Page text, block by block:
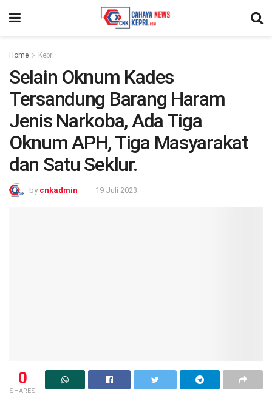
Home Kepri
Selain Oknum Kades
Tersandung Barang Haram
Jenis Narkoba, Ada Tiga
Oknum APH, Tiga Masyarakat
dan Satu Seklur.
by cnkadmin 19 Juli 2023
0
SHARES